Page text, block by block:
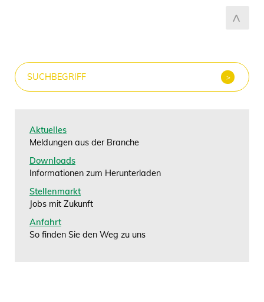
Aktuelles
Meldungen aus der Branche
Downloads
Informationen zum Herunterladen
Stellenmarkt
Jobs mit Zukunft
Anfahrt
So finden Sie den Weg zu uns